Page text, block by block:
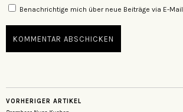
Benachrichtige mich über neue Beiträge via E-Mail.
VORHERIGER ARTIKEL